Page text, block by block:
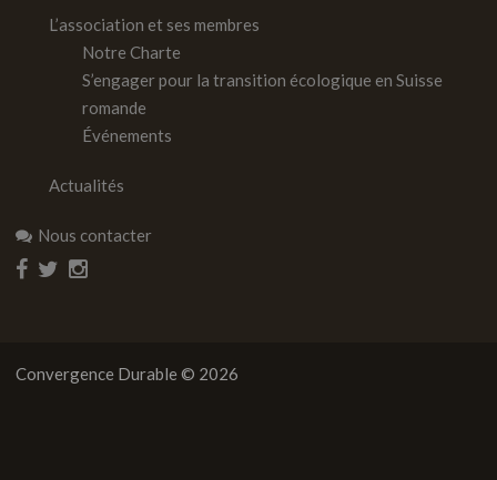
L’association et ses membres
Notre Charte
S’engager pour la transition écologique en Suisse
romande
Événements
Actualités
Nous contacter
Convergence Durable © 2026